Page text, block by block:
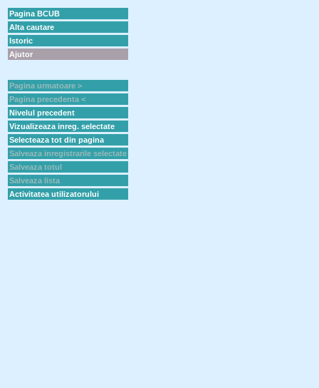
Pagina BCUB
Alta cautare
Istoric
Ajutor
Pagina urmatoare >
Pagina precedenta <
Nivelul precedent
Vizualizeaza inreg. selectate
Selecteaza tot din pagina
Salveaza inregistrarile selectate
Salveaza totul
Salveaza lista
Activitatea utilizatorului